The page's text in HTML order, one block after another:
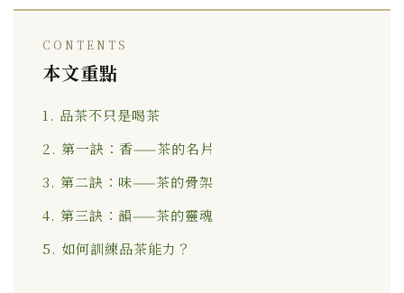
CONTENTS
本文重點
1. 品茶不只是喝茶
2. 第一訣：香——茶的名片
3. 第二訣：味——茶的骨架
4. 第三訣：韻——茶的靈魂
5. 如何訓練品茶能力？